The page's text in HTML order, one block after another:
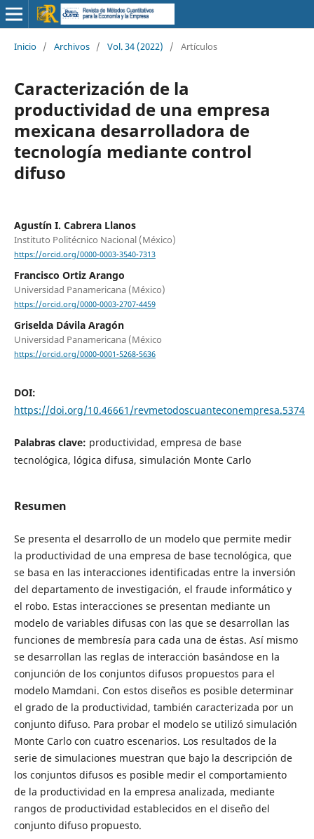
Inicio / Archivos / Vol. 34 (2022) / Artículos
Caracterización de la
productividad de una empresa
mexicana desarrolladora de
tecnología mediante control
difuso
Agustín I. Cabrera Llanos
Instituto Politécnico Nacional (México)
https://orcid.org/0000-0003-3540-7313
Francisco Ortiz Arango
Universidad Panamericana (México)
https://orcid.org/0000-0003-2707-4459
Griselda Dávila Aragón
Universidad Panamericana (México
https://orcid.org/0000-0001-5268-5636
DOI:
https://doi.org/10.46661/revmetodoscuanteconempresa.5374
Palabras clave: productividad, empresa de base
tecnológica, lógica difusa, simulación Monte Carlo
Resumen
Se presenta el desarrollo de un modelo que permite medir
la productividad de una empresa de base tecnológica, que
se basa en las interacciones identificadas entre la inversión
del departamento de investigación, el fraude informático y
el robo. Estas interacciones se presentan mediante un
modelo de variables difusas con las que se desarrollan las
funciones de membresía para cada una de éstas. Así mismo
se desarrollan las reglas de interacción basándose en la
conjunción de los conjuntos difusos propuestos para el
modelo Mamdani. Con estos diseños es posible determinar
el grado de la productividad, también caracterizada por un
conjunto difuso. Para probar el modelo se utilizó simulación
Monte Carlo con cuatro escenarios. Los resultados de la
serie de simulaciones muestran que bajo la descripción de
los conjuntos difusos es posible medir el comportamiento
de la productividad en la empresa analizada, mediante
rangos de productividad establecidos en el diseño del
conjunto difuso propuesto.